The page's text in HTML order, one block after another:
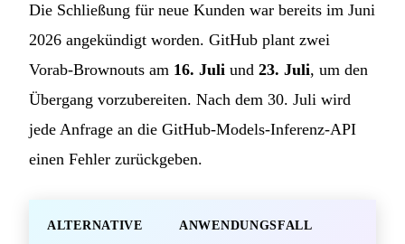
Die Schließung für neue Kunden war bereits im Juni
2026 angekündigt worden. GitHub plant zwei
Vorab-Brownouts am 16. Juli und 23. Juli, um den
Übergang vorzubereiten. Nach dem 30. Juli wird
jede Anfrage an die GitHub-Models-Inferenz-API
einen Fehler zurückgeben.
ALTERNATIVE ANWENDUNGSFALL